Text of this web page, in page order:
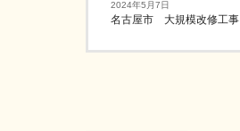
2024年5月7日
名古屋市 大規模改修工事